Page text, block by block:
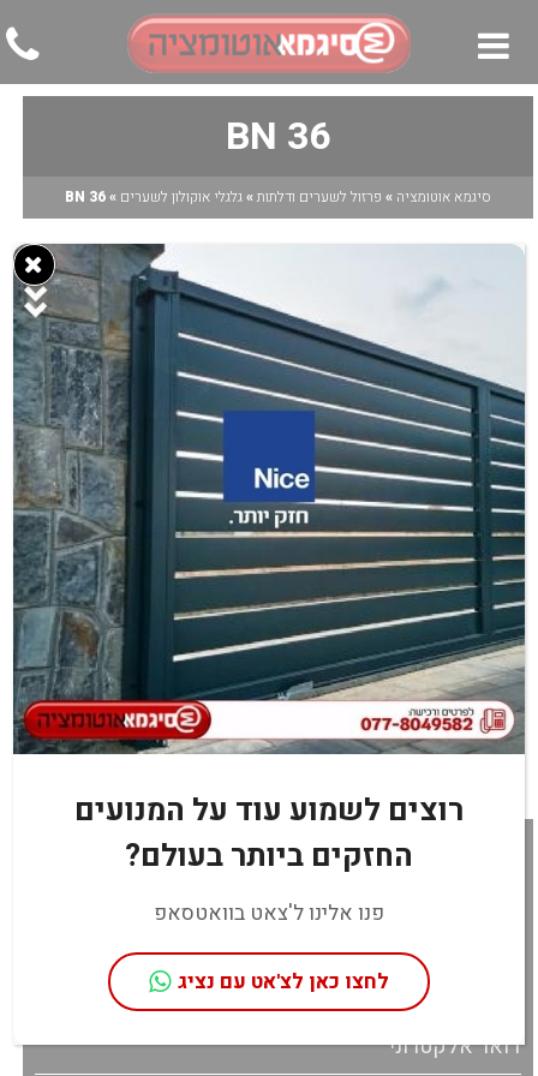
▼
BN 36
סיגמא אוטומציה » פרזול לשערים ודלתות»גלגלי אוקולון לשערים »
BN 36
או חייגו עכשיו:077-8049582
רוצים לשמוע עוד על המנועים
החזקים ביותר בעולם?
פנו אלינו ל'צאט בוואטסאפ
לחצו כאן לצ'אט עם נציג